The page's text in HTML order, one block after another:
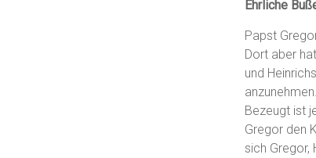
Ehrliche
Papst
Dort aber
und
Bezeugt ist
Gregor den
sich Gregor,